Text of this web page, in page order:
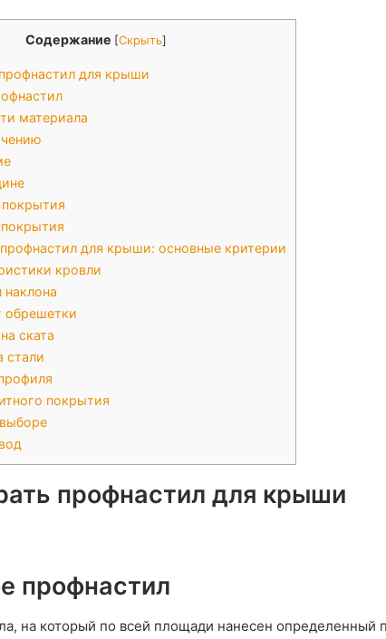
Содержание [Скрыть]
для крыши
материала
для крыши: основные критерии
кровли
наклона
обрешетки
ската
стали
покрытия
профнастил для крыши
профнастил
на который по всей площади нанесен определенный